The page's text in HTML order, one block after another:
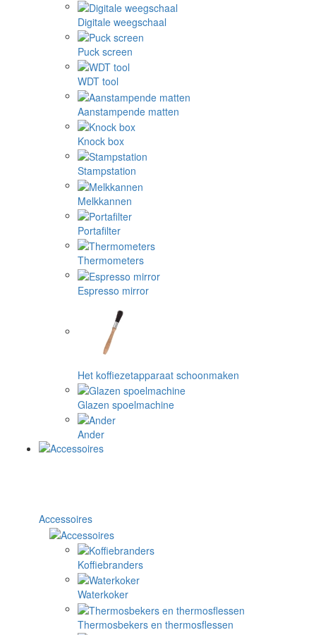
Digitale weegschaal
Puck screen
WDT tool
Aanstampende matten
Knock box
Stampstation
Melkkannen
Portafilter
Thermometers
Espresso mirror
Het koffiezetapparaat schoonmaken
Glazen spoelmachine
Ander
Accessoires
Koffiebranders
Waterkoker
Thermosbekers en thermosflessen